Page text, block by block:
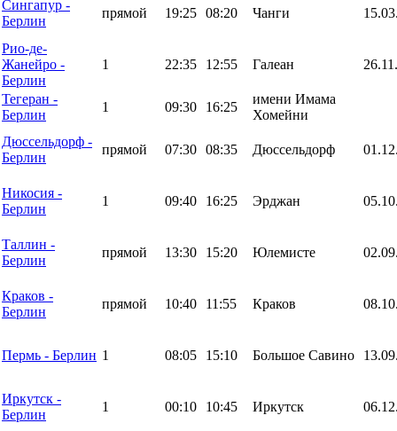
Сингапур -
Берлин
прямой 19:25 08:20 Чанги
Рио-де-
Жанейро -
Берлин
1 22:35 12:55 Галеан
Тегеран -
Берлин
1 09:30 16:25
имени Имама
Хомейни
Дюссельдорф -
Берлин
прямой 07:30 08:35 Дюссельдорф
Никосия -
Берлин
1 09:40 16:25 Эрджан
Таллин -
Берлин
прямой 13:30 15:20 Юлемисте
Краков -
Берлин
прямой 10:40 11:55 Краков
Пермь - Берлин 1 08:05 15:10 Большое Савино
Иркутск -
Берлин
1 00:10 10:45 Иркутск